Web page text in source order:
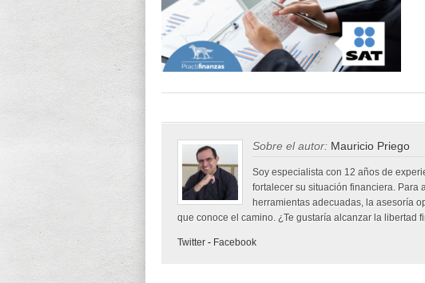
Sobre el autor: Mauricio Priego
Soy especialista con 12 años de
fortalecer su situación financiera. Para
herramientas adecuadas, la asesoría
que conoce el camino. ¿Te gustaría alcanzar la libertad
Twitter - Facebook